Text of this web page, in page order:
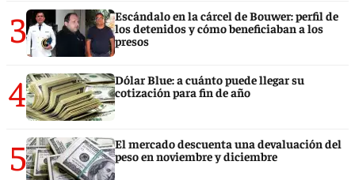
3
Escándalo en la cárcel de Bouwer: perfil de
los detenidos y cómo beneficiaban a los
presos
4
Dólar Blue: a cuánto puede llegar su
cotización para fin de año
5
El mercado descuenta una devaluación del
peso en noviembre y diciembre